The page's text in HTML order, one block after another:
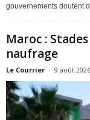
gouvernements doutent
Maroc :
naufrage
Le Courrier - 9 août 2026